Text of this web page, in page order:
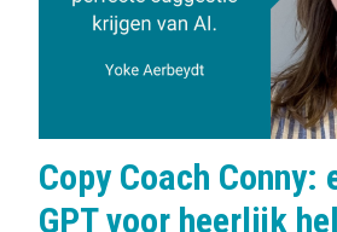
Copy Coach Conny:
GPT voor heerlijk